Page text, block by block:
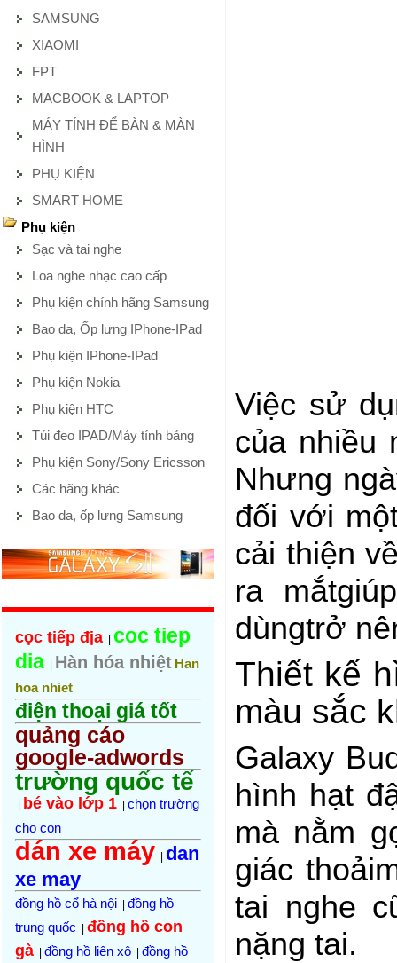
SAMSUNG
XIAOMI
FPT
MACBOOK & LAPTOP
MÁY TÍNH ĐỂ BÀN & MÀN
HÌNH
PHỤ KIỆN
SMART HOME
Phụ kiện
Sạc và tai nghe
Loa nghe nhạc cao cấp
Phụ kiện chính hãng Samsung
Bao da, Ốp lưng IPhone-IPad
Phụ kiện IPhone-IPad
Phụ kiện Nokia
Phụ kiện HTC
Túi đeo IPAD/Máy tính bảng
Phụ kiện Sony/Sony Ericsson
Các hãng khác
Bao da, ốp lưng Samsung
cọc tiếp địa
coc tiep
dia Hàn hóa nhiệt Han
hoa nhiet
điện thoại giá tốt
quảng cáo
google-adwords
trường quốc tế
bé vào lớp 1
chọn trường
cho con
dán xe máy dan
xe may
đồng hồ cổ hà nội
đồng hồ
trung quốc
đồng hồ con
gà
đồng hồ liên xô
đồng hồ
Việc sử
của nhiều
Nhưng
đối với
cải thiện
ra
dùngtrở
Thiết kế
màu sắc
Galaxy
hình hạt
mà nằm
giác
tai nghe
nặng tai.